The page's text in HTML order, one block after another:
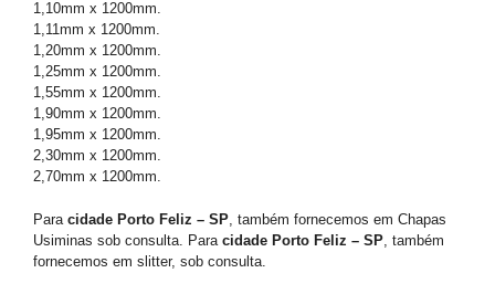
1,10mm x 1200mm.
1,11mm x 1200mm.
1,20mm x 1200mm.
1,25mm x 1200mm.
1,55mm x 1200mm.
1,90mm x 1200mm.
1,95mm x 1200mm.
2,30mm x 1200mm.
2,70mm x 1200mm.
Para cidade Porto Feliz – SP , também fornecemos em Chapas
Usiminas sob consulta. Para cidade Porto Feliz – SP , também
fornecemos em slitter, sob consulta.